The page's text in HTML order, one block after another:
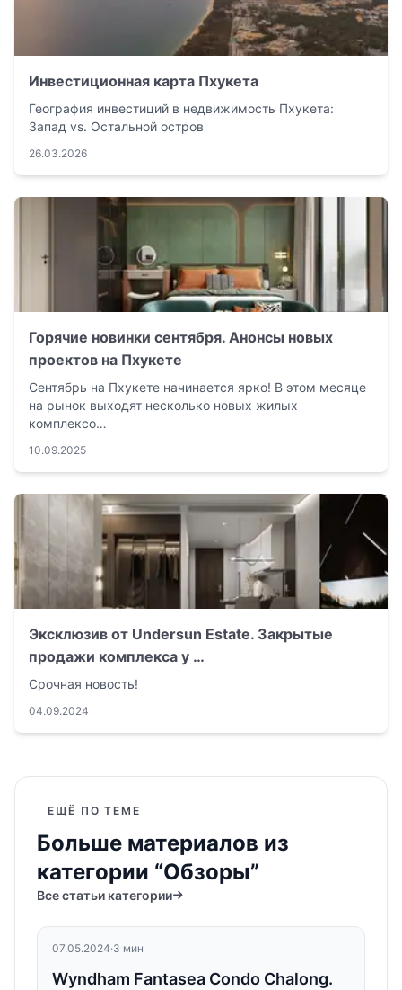
Инвестиционная карта Пхукета
География инвестиций в недвижимость Пхукета:
Запад vs. Остальной остров
26.03.2026
Горячие новинки сентября. Анонсы новых
проектов на Пхукете
Сентябрь на Пхукете начинается ярко! В этом месяце
на рынок выходят несколько новых жилых
комплексо…
10.09.2025
Эксклюзив от Undersun Estate. Закрытые
продажи комплекса у …
Срочная новость!
04.09.2024
ЕЩЁ ПО ТЕМЕ
Больше материалов из
категории “Обзоры”
Все статьи категории
07.05.2024·3 мин
Wyndham Fantasea Condo Chalong.